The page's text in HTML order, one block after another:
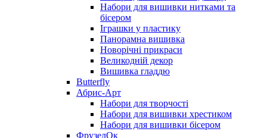
Набори для вишивки нитками та
бісером
Іграшки у пластику
Панорамна вишивка
Новорічні прикраси
Великодній декор
Вишивка гладдю
Butterfly
Абрис-Арт
Набори для творчості
Набори для вишивки хрестиком
Набори для вишивки бісером
ФрузелОк